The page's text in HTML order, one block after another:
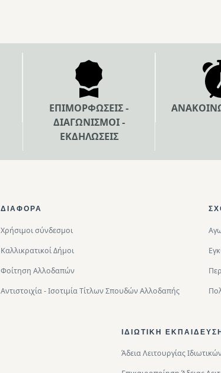
ΕΠΙΜΟΡΦΩΣΕΙΣ -
ΔΙΑΓΩΝΙΣΜΟΙ -
ΕΚΔΗΛΩΣΕΙΣ
ΔΙΑΦΟΡΑ
Χρήσιμοι σύνδεσμοι
Καλλικρατικοί Δήμοι
Φοίτηση Αλλοδαπών
Αντιστοιχία - Ισοτιμία Τίτλων Σπουδών Αλλοδαπής
ΙΔΙΩΤΙΚΉ
Άδεια Λειτουργίας